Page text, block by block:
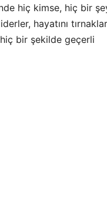
hiç kimse, hiç bir
hayatını
bir şekilde geçerli